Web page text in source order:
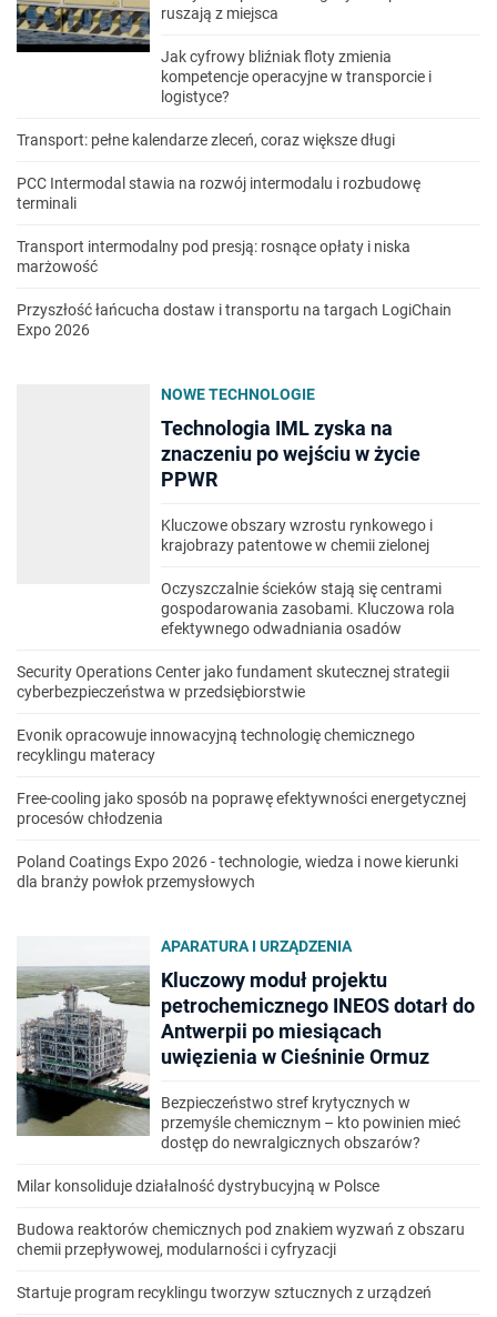
ruszają z miejsca
Jak cyfrowy bliźniak floty zmienia
kompetencje operacyjne w transporcie i
logistyce?
Transport: pełne kalendarze zleceń, coraz większe długi
PCC Intermodal stawia na rozwój intermodalu i rozbudowę
terminali
Transport intermodalny pod presją: rosnące opłaty i niska
marżowość
Przyszłość łańcucha dostaw i transportu na targach LogiChain
Expo 2026
NOWE TECHNOLOGIE
Technologia IML zyska na
znaczeniu po wejściu w życie
PPWR
Kluczowe obszary wzrostu rynkowego i
krajobrazy patentowe w chemii zielonej
Oczyszczalnie ścieków stają się centrami
gospodarowania zasobami. Kluczowa rola
efektywnego odwadniania osadów
Security Operations Center jako fundament skutecznej strategii
cyberbezpieczeństwa w przedsiębiorstwie
Evonik opracowuje innowacyjną technologię chemicznego
recyklingu materacy
Free-cooling jako sposób na poprawę efektywności energetycznej
procesów chłodzenia
Poland Coatings Expo 2026 - technologie, wiedza i nowe kierunki
dla branży powłok przemysłowych
APARATURA I URZĄDZENIA
Kluczowy moduł projektu
petrochemicznego INEOS dotarł do
Antwerpii po miesiącach
uwięzienia w Cieśninie Ormuz
Bezpieczeństwo stref krytycznych w
przemyśle chemicznym – kto powinien mieć
dostęp do newralgicznych obszarów?
Milar konsoliduje działalność dystrybucyjną w Polsce
Budowa reaktorów chemicznych pod znakiem wyzwań z obszaru
chemii przepływowej, modularności i cyfryzacji
Startuje program recyklingu tworzyw sztucznych z urządzeń